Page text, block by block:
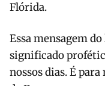
Flórida.
Essa mensagem
significado
nossos dias. É